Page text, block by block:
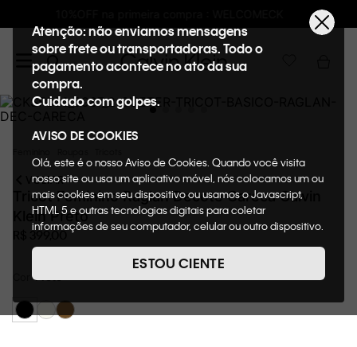
Frete GRÁTIS nas compras acima de
Atenção: não enviamos mensagens
sobre frete ou transportadoras. Todo o
pagamento acontece no ato da sua
compra.
Cuidado com golpes.
AVISO DE COOKIES
Olá, este é o nosso Aviso de Cookies. Quando você visita
nosso site ou usa um aplicativo móvel, nós colocamos um ou
mais cookies em seu dispositivo ou usamos o Javascript,
HTML 5 e outras tecnologias digitais para coletar
informações de seu computador, celular ou outro dispositivo.
de cookies, informaremos quais cookies usaremos e quais
suas funções. A forma como processamos os dados
nosso Aviso de Privacidade. Quando você visita nosso site,
consideraremos isso como sua solicitação específica para
ESTOU CIENTE
VOLTAR
Tricot Feminino Raglan Decote Careca Calvin
Klein Preto
399,00
CorPreto